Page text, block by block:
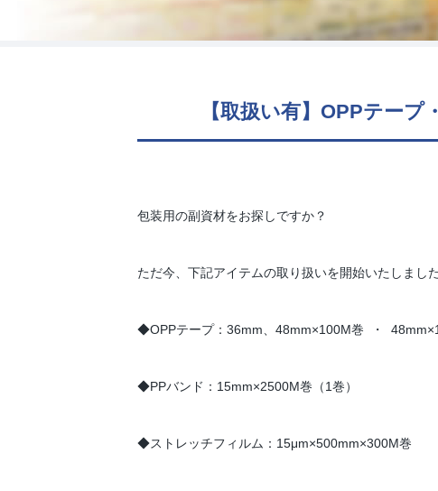
【取扱い有】OPPテー
包装用の副資材をお探しですか？
ただ今、下記アイテムの取り扱いを開始いたしました
◆OPPテープ：36mm、48mm×100M巻 ・
◆PPバンド：15mm×2500M巻（1巻）
◆ストレッチフィルム：15μm×500mm×300M巻